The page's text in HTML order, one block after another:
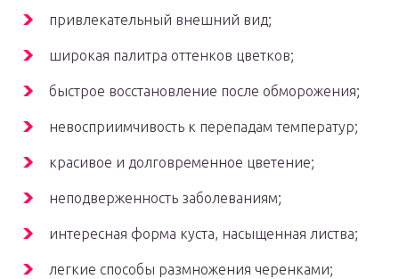
привлекательный внешний вид;
широкая палитра оттенков цветков;
быстрое восстановление после обморожения;
невосприимчивость к перепадам температур;
красивое и долговременное цветение;
неподверженность заболеваниям;
интересная форма куста, насыщенная листва;
легкие способы размножения черенками;